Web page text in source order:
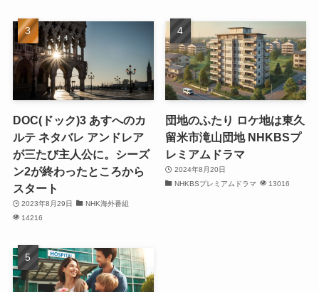
DOC(ドック)3 あすへのカ
ルテ ネタバレ アンドレア
が三たび主人公に。シーズ
ン2が終わったところから
スタート
2023年8月29日
NHK海外番組
14216
団地のふたり ロケ地は東久
留米市滝山団地 NHKBSプ
レミアムドラマ
2024年8月20日
NHKBSプレミアムドラマ
13016